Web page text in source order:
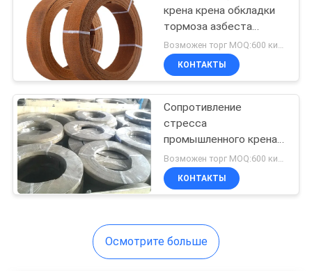
тормоза
тормозные
колодки
автомобиля
крена крена обкладки
тормоза азбеста
свободным
промышленным
латунным усиленная
Возможен торг MOQ:600 килограммов
КОНТАКТЫ
Сопротивление
стресса
промышленного крена
обкладки тормоза
прочное механическое
КОНТАКТЫ
Осмотрите больше